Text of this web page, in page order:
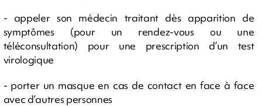
- appeler son médecin traitant dès apparition de
symptômes (pour un rendez-vous ou une
téléconsultation) pour une prescription d’un test
virologique
- porter un masque en cas de contact en face à face
avec d’autres personnes